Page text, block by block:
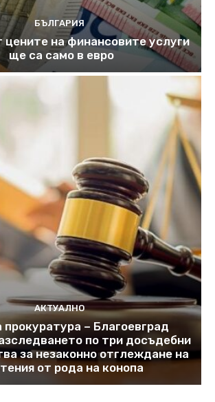
БЪЛГАРИЯ
цените на финансовите услуги
ще са само в евро
АКТУАЛНО
прокуратура – Благоевград
по три досъдебни
за незаконно отглеждане на
от рода на конопа